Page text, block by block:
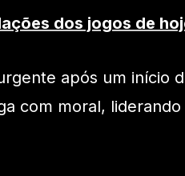
dos jogos de
após um início
com moral, liderando